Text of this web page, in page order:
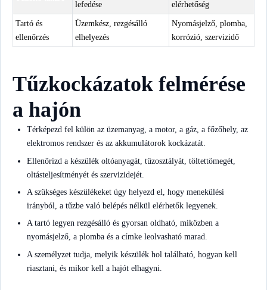
lefedése
elérhetőség
Tartó és
ellenőrzés
Üzemkész, rezgésálló
elhelyezés
Nyomásjelző, plomba,
korrózió, szervizidő
Tűzkockázatok felmérése
a hajón
Térképezd fel külön az üzemanyag, a motor, a gáz, a főzőhely, az
elektromos rendszer és az akkumulátorok kockázatát.
Ellenőrizd a készülék oltóanyagát, tűzosztályát, töltettömegét,
oltásteljesítményét és szervizidejét.
A szükséges készülékeket úgy helyezd el, hogy menekülési
irányból, a tűzbe való belépés nélkül elérhetők legyenek.
A tartó legyen rezgésálló és gyorsan oldható, miközben a
nyomásjelző, a plomba és a címke leolvasható marad.
A személyzet tudja, melyik készülék hol található, hogyan kell
riasztani, és mikor kell a hajót elhagyni.